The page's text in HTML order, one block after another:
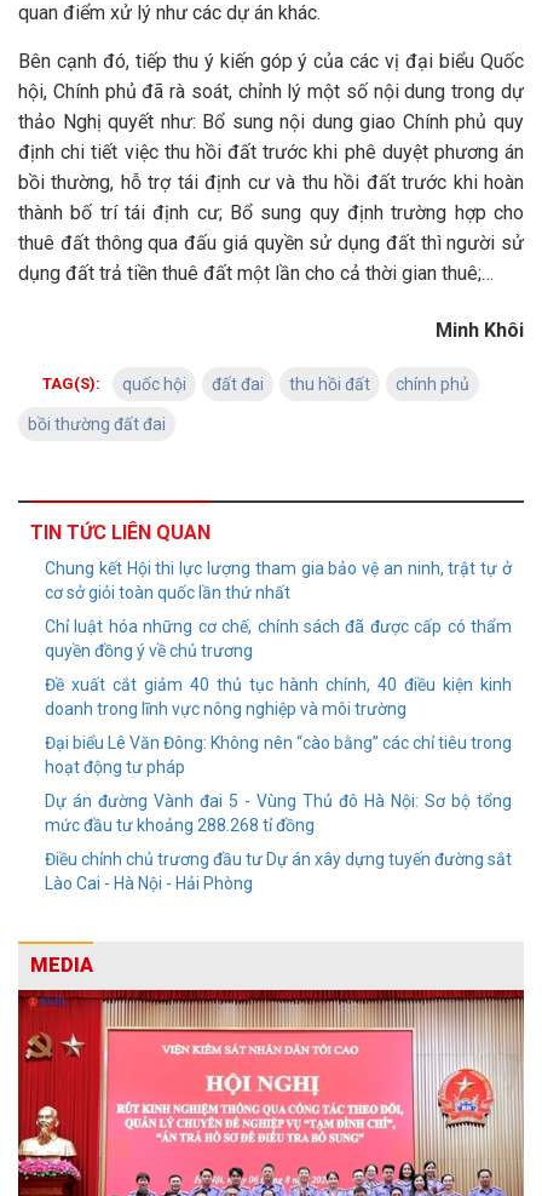
quan điểm xử lý như các dự án khác.
Bên cạnh đó, tiếp thu ý kiến góp ý của các vị đại biểu Quốc
hội, Chính phủ đã rà soát, chỉnh lý một số nội dung trong dự
thảo Nghị quyết như: Bổ sung nội dung giao Chính phủ quy
định chi tiết việc thu hồi đất trước khi phê duyệt phương án
bồi thường, hỗ trợ tái định cư và thu hồi đất trước khi hoàn
thành bố trí tái định cư; Bổ sung quy định trường hợp cho
thuê đất thông qua đấu giá quyền sử dụng đất thì người sử
dụng đất trả tiền thuê đất một lần cho cả thời gian thuê;…
Minh Khôi
TAG(S): quốc hội đất đai thu hồi đất chính phủ
bồi thường đất đai
TIN TỨC LIÊN QUAN
Chung kết Hội thi lực lượng tham gia bảo vệ an ninh, trật tự ở
cơ sở giỏi toàn quốc lần thứ nhất
Chỉ luật hóa những cơ chế, chính sách đã được cấp có thẩm
quyền đồng ý về chủ trương
Đề xuất cắt giảm 40 thủ tục hành chính, 40 điều kiện kinh
doanh trong lĩnh vực nông nghiệp và môi trường
Đại biểu Lê Văn Đông: Không nên “cào bằng” các chỉ tiêu trong
hoạt động tư pháp
Dự án đường Vành đai 5 - Vùng Thủ đô Hà Nội: Sơ bộ tổng
mức đầu tư khoảng 288.268 tỉ đồng
Điều chỉnh chủ trương đầu tư Dự án xây dựng tuyến đường sắt
Lào Cai - Hà Nội - Hải Phòng
MEDIA